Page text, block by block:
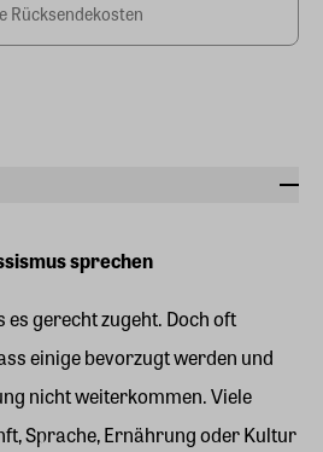
sprechen
gerecht zugeht. Doch oft
einige bevorzugt werden und
nicht weiterkommen. Viele
Sprache, Ernährung oder Kultur
Rücksendekosten